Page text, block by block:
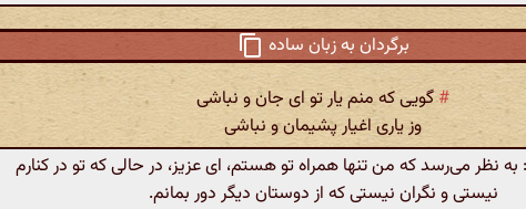
برگردان به زبان ساده
#گویی که منم یار تو ای جان و نباشی
وز یاری اغیار پشیمان و نباشی
می‌رسد که من تنها همراه تو هستم، ای عزیز، در حالی که تو در کنارم
نیستی و نگران نیستی که از دوستان دیگر دور بمانم.